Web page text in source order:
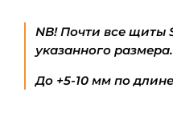
NB! Почти все щиты
указанного размера.
До +5-10 мм по